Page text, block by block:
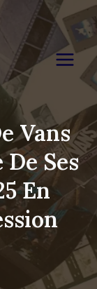
Vans
Ses
En